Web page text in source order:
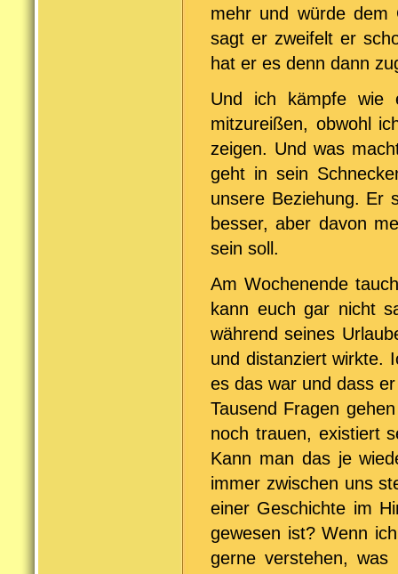
mehr und würde dem
sagt er zweifelt er
hat er es denn dann
Und ich kämpfe wie
mitzureißen, obwohl
zeigen. Und was
geht in sein
unsere Beziehung. Er
besser, aber davon
sein soll.
Am Wochenende
kann euch gar nicht
während seines
und distanziert wirkte.
es das war und dass
Tausend Fragen
noch trauen, existiert
Kann man das je
immer zwischen uns
einer Geschichte im
gewesen ist? Wenn
gerne verstehen,